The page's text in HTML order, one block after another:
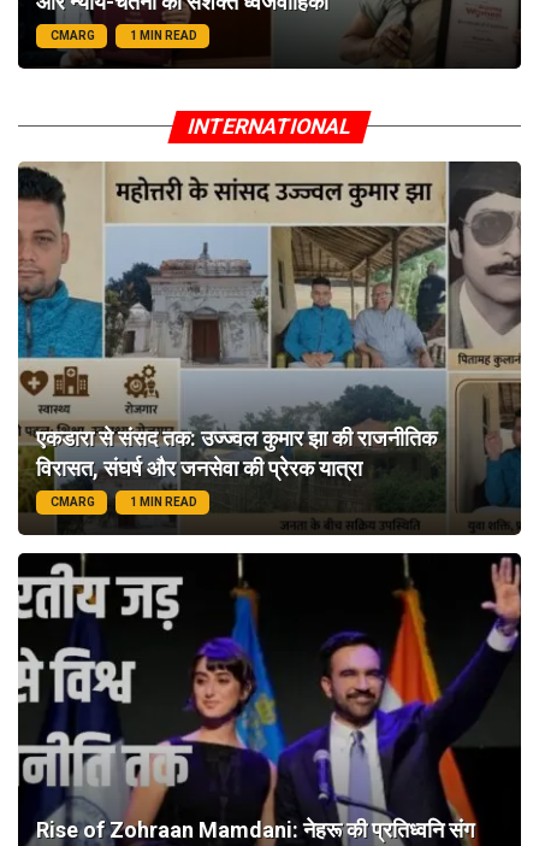
CMARG 1 MIN READ
INTERNATIONAL
एकडारा से संसद तक: उज्ज्वल कुमार झा की राजनीतिक
विरासत, संघर्ष और जनसेवा की प्रेरक यात्रा
CMARG 1 MIN READ
Rise of Zohraan Mamdani: नेहरू की प्रतिध्वनि संग